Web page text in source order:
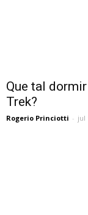
Que tal
Trek?
Rogerio Princiotti - jul